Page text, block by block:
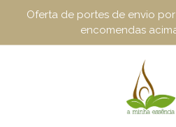
Oferta de portes de envio
encomendas